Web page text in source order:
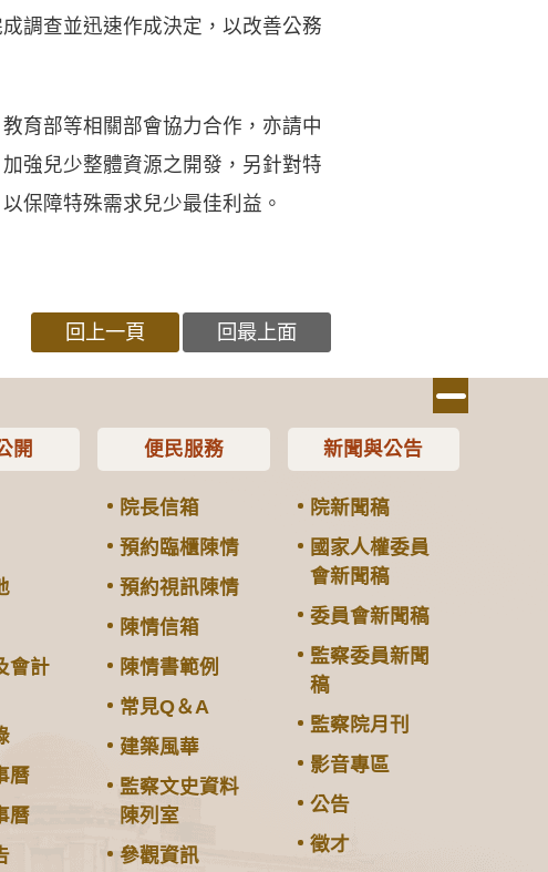
調查並迅速作成決定，以改善公務
育部等相關部會協力合作，亦請中
強兒少整體資源之開發，另針對特
保障特殊需求兒少最佳利益。
回上一頁 回最上面
開
會計
曆
曆
便民服務
院長信箱
預約臨櫃陳情
預約視訊陳情
陳情信箱
陳情書範例
常見Q＆A
建築風華
監察文史資料
陳列室
參觀資訊
新聞與公告
院新聞稿
國家人權委員
會新聞稿
委員會新聞稿
監察委員新聞
稿
監察院月刊
影音專區
公告
徵才